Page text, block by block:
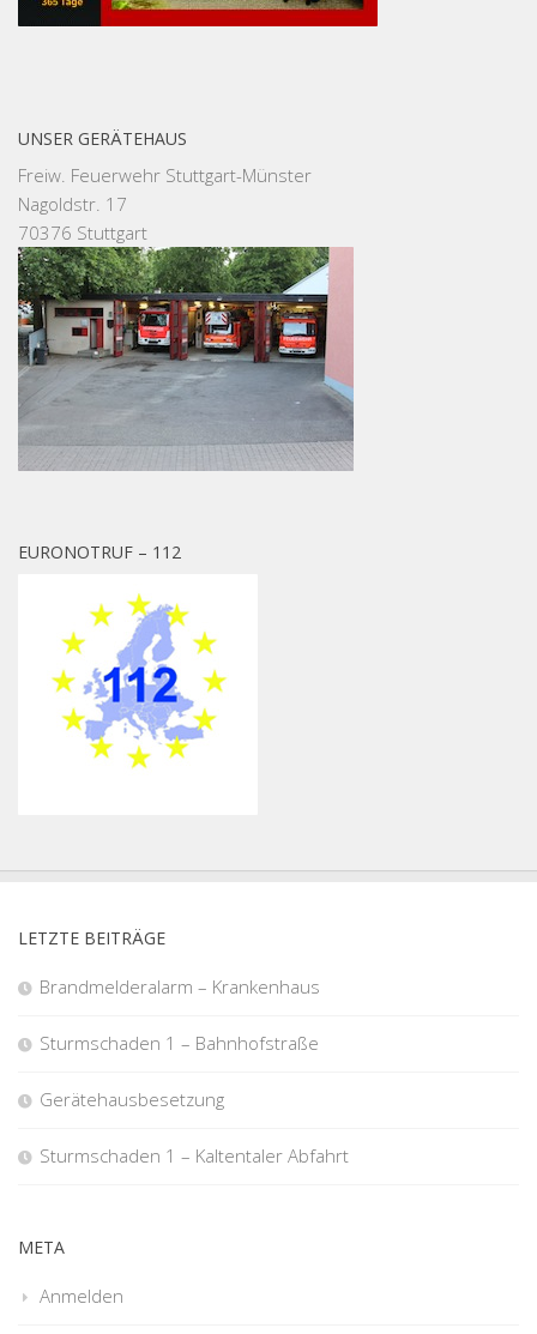
UNSER GERÄTEHAUS
Freiw. Feuerwehr Stuttgart-Münster
Nagoldstr. 17
70376 Stuttgart
EURONOTRUF – 112
LETZTE BEITRÄGE
Brandmelderalarm – Krankenhaus
Sturmschaden 1 – Bahnhofstraße
Gerätehausbesetzung
Sturmschaden 1 – Kaltentaler Abfahrt
META
Anmelden